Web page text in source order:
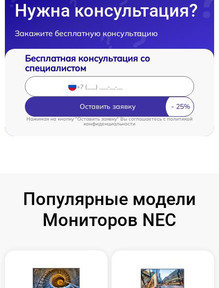
Нужна консультация?
Закажите бесплатную консультацию
Бесплатная консультация со
специалистом
Оставить заявку
Нажимая на кнопку "Оставить заявку" Вы соглашаетесь c политикой
конфиденциальности
Популярные модели
Мониторов NEC